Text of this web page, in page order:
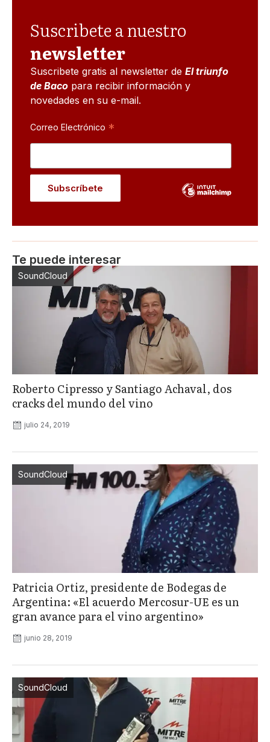
Suscribete a nuestro
newsletter
Suscribete gratis al newsletter de El triunfo
de Baco para recibir información y
novedades en su e-mail.
Correo Electrónico *
Te puede interesar
SoundCloud
Roberto Cipresso y Santiago Achaval, dos
cracks del mundo del vino
julio 24, 2019
SoundCloud
Patricia Ortiz, presidente de Bodegas de
Argentina: «El acuerdo Mercosur-UE es un
gran avance para el vino argentino»
junio 28, 2019
SoundCloud